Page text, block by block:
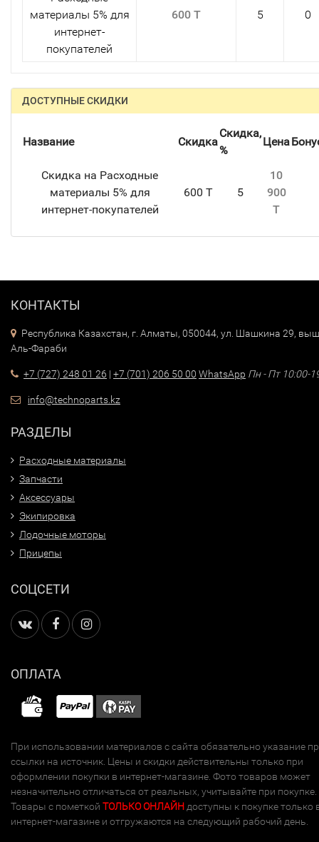
материалы 5% для
интернет-
покупателей
600 T 5 0
ДОСТУПНЫЕ СКИДКИ
Название Скидка
Скидка,
%
Цена
Скидка на Расходные
материалы 5% для
интернет-покупателей
600 T 5
10
900
T
КОНТАКТЫ
Республика Казахстан, г. Алматы, 050044, ул. Шашкина 29,
Аль-Фараби
+7 (727) 248 01 26 | +7 (701) 206 50 00 WhatsApp Пн - Пт 10:00-
info@technoparts.kz
РАЗДЕЛЫ
Расходные материалы
Запчасти
Аксессуары
Экипировка
Лодочные моторы
Прицепы
СОЦСЕТИ
ОПЛАТА
При использовании материалов с сайта обязательно указание
ссылки на источник. Цены и скидки действительны только при
оформлении покупки в интернет-магазине. Фото товаров может
незначительно отличаться от реальных, учитывайте при покупке.
Товары с пометкой ТОЛЬКО ОНЛАЙН доступны к покупке только
интернет-магазине и отгружаются на следующий рабочий день.